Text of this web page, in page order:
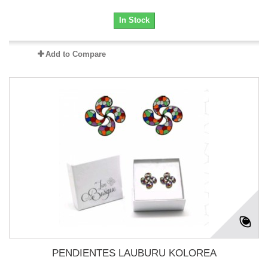
In Stock
Add to Compare
PENDIENTES LAUBURU KOLOREA